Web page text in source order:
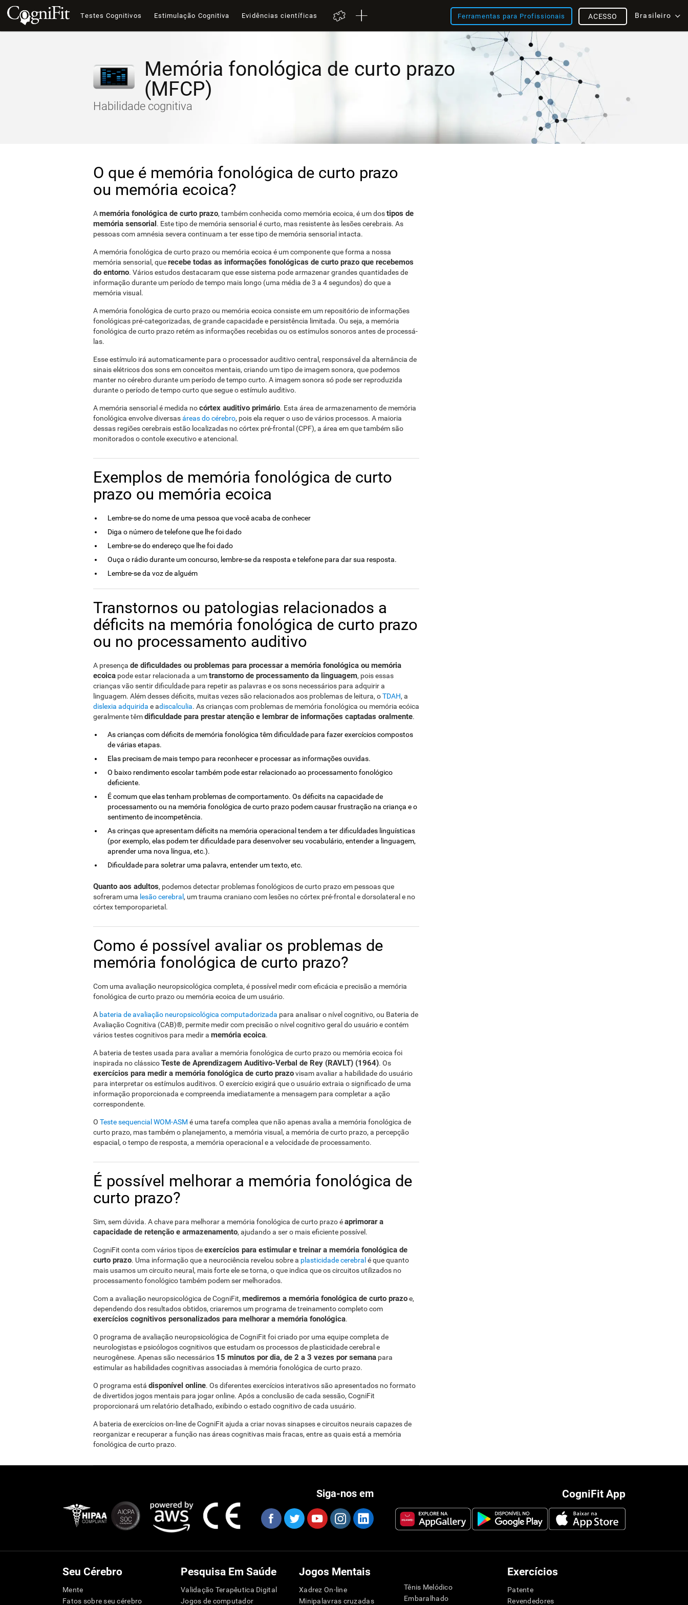
Testes Cognitivos Estimulação Cognitiva Evidências científicas Ferramentas para Profissionais Brasileiro
ACESSO
Memória fonológica de curto prazo
(MFCP)
Habilidade cognitiva
O que é memória fonológica de curto prazo
ou memória ecoica?
Amemória fonológica de curto prazo, também conhecida como memória ecoica, é um dostipos de
memória sensorial. Este tipo de memória sensorial é curto, mas resistente às lesões cerebrais. As
pessoas com amnésia severa continuam a ter esse tipo de memória sensorial intacta.
A memória fonológica de curto prazo ou memória ecoica é um componente que forma a nossa
memória sensorial, querecebe todas as informações fonológicas de curto prazo que recebemos
do entorno. Vários estudos destacaram que esse sistema pode armazenar grandes quantidades de
informação durante um período de tempo mais longo (uma média de 3 a 4 segundos) do que a
memória visual.
A memória fonológica de curto prazo ou memória ecoica consiste em um repositório de informações
fonológicas pré-categorizadas, de grande capacidade e persistência limitada. Ou seja, a memória
fonológica de curto prazo retém as informações recebidas ou os estímulos sonoros antes de processá-
las.
Esse estímulo irá automaticamente para o processador auditivo central, responsável da alternância de
sinais elétricos dos sons em conceitos mentais, criando um tipo de imagem sonora, que podemos
manter no cérebro durante um período de tempo curto. A imagem sonora só pode ser reproduzida
durante o período de tempo curto que segue o estímulo auditivo.
A memória sensorial é medida nocórtex auditivo primário. Esta área de armazenamento de memória
fonológica envolve diversasáreas do cérebro, pois ela requer o uso de vários processos. A maioria
dessas regiões cerebrais estão localizadas no córtex pré-frontal (CPF), a área em que também são
monitorados o contole executivo e atencional.
Exemplos de memória fonológica de curto
prazo ou memória ecoica
Lembre-se do nome de uma pessoa que você acaba de conhecer
Diga o número de telefone que lhe foi dado
Lembre-se do endereço que lhe foi dado
Ouça o rádio durante um concurso, lembre-se da resposta e telefone para dar sua resposta.
Lembre-se da voz de alguém
Transtornos ou patologias relacionados a
déficits na memória fonológica de curto prazo
ou no processamento auditivo
A presença de dificuldades ou problemas para processar a memória fonológica ou memória
ecoica pode estar relacionada a umtranstorno de processamento da linguagem, pois essas
crianças vão sentir dificuldade para repetir as palavras e os sons necessários para adquirir a
linguagem. Além desses déficits, muitas vezes são relacionados aos problemas de leitura, oTDAH, a
dislexia adquirida e adiscalculia. As crianças com problemas de memória fonológica ou memória ecóica
geralmente têmdificuldade para prestar atenção e lembrar de informações captadas oralmente.
As crianças com déficits de memória fonológica têm dificuldade para fazer exercícios compostos
de várias etapas.
Elas precisam de mais tempo para reconhecer e processar as informações ouvidas.
O baixo rendimento escolar também pode estar relacionado ao processamento fonológico
deficiente.
É comum que elas tenham problemas de comportamento. Os déficits na capacidade de
processamento ou na memória fonológica de curto prazo podem causar frustração na criança e o
sentimento de incompetência.
As crinças que apresentam déficits na memória operacional tendem a ter dificuldades linguísticas
(por exemplo, elas podem ter dificuldade para desenvolver seu vocabulário, entender a linguagem,
aprender uma nova língua, etc.).
Dificuldade para soletrar uma palavra, entender um texto, etc.
Quanto aos adultos, podemos detectar problemas fonológicos de curto prazo em pessoas que
sofreram uma lesão cerebral , um trauma craniano com lesões no córtex pré-frontal e dorsolateral e no
córtex temporoparietal.
Como é possível avaliar os problemas de
memória fonológica de curto prazo?
Com uma avaliação neuropsicológica completa, é possível medir com eficácia e precisão a memória
fonológica de curto prazo ou memória ecoica de um usuário.
A bateria de avaliação neuropsicológica computadorizada para analisar o nível cognitivo, ou Bateria de
Avaliação Cognitiva (CAB)®, permite medir com precisão o nível cognitivo geral do usuário e contém
vários testes cognitivos para medir a memória ecoica.
A bateria de testes usada para avaliar a memória fonológica de curto prazo ou memória ecoica foi
inspirada no clássicoTeste de Aprendizagem Auditivo-Verbal de Rey (RAVLT) (1964). Os
exercícios para medir a memória fonológica de curto prazovisam avaliar a habilidade do usuário
para interpretar os estímulos auditivos. O exercício exigirá que o usuário extraia o significado de uma
informação proporcionada e compreenda imediatamente a mensagem para completar a ação
correspondente.
O Teste sequencial WOM-ASM é uma tarefa complea que não apenas avalia a memória fonológica de
curto prazo, mas também o planejamento, a memória visual, a memória de curto prazo, a percepção
espacial, o tempo de resposta, a memória operacional e a velocidade de processamento.
É possível melhorar a memória fonológica de
curto prazo?
Sim, sem dúvida. A chave para melhorar a memória fonológica de curto prazo éaprimorar a
capacidade de retenção e armazenamento, ajudando a ser o mais eficiente possível.
CogniFit conta com vários tipos deexercícios para estimular e treinar a memória fonológica de
curto prazo. Uma informação que a neurociência revelou sobre a plasticidade cerebral é que quanto
mais usamos um circuito neural, mais forte ele se torna, o que indica que os circuitos utilizados no
processamento fonológico também podem ser melhorados.
Com a avaliação neuropsicológica de CogniFit, mediremos a memória fonológica de curto prazoe,
dependendo dos resultados obtidos, criaremos um programa de treinamento completo com
exercícios cognitivos personalizados para melhorar a memória fonológica.
O programa de avaliação neuropsicológica de CogniFit foi criado por uma equipe completa de
neurologistas e psicólogos cognitivos que estudam os processos de plasticidade cerebral e
neurogênese. Apenas são necessários 15 minutos por dia, de 2 a 3 vezes por semana para
estimular as habilidades cognitivas associadas à memória fonológica de curto prazo.
O programa está disponível online. Os diferentes exercícios interativos são apresentados no formato
de divertidos jogos mentais para jogar online. Após a conclusão de cada sessão, CogniFit
proporcionará um relatório detalhado, exibindo o estado cognitivo de cada usuário.
A bateria de exercícios on-line de CogniFit ajuda a criar novas sinapses e circuitos neurais capazes de
reorganizar e recuperar a função nas áreas cognitivas mais fracas, entre as quais está a memória
fonológica de curto prazo.
CogniFit App
Siga-nos em
Seu Cérebro
Mente
Fatos sobre seu cérebro
Pesquisa Em Saúde
Validação Terapêutica Digital
Jogos de computador
Jogos Mentais
Xadrez On-line
Minipalavras cruzadas
Tênis Melódico
Embaralhado
Exercícios
Patente
Revendedores